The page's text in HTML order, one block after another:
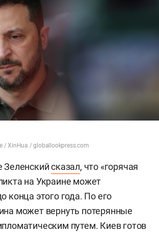
/ XinHua / globallookpress.com
Зеленскийсказал, что «горячая
на Украине может
конца этого года. По его
может вернуть потерянные
путем. Киев готов